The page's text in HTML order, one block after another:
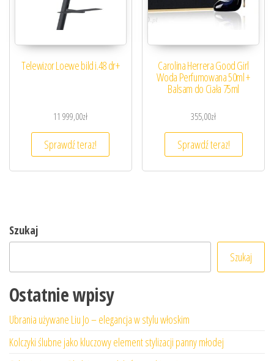
Telewizor Loewe bild i.48 dr+
11 999,00zł
Sprawdź teraz!
Carolina Herrera Good Girl
Woda Perfumowana 50ml +
Balsam do Ciała 75ml
355,00zł
Sprawdź teraz!
Szukaj
Szukaj
Ostatnie wpisy
Ubrania używane Liu Jo – elegancja w stylu włoskim
Kolczyki ślubne jako kluczowy element stylizacji panny młodej